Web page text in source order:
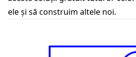
ele și să construim altele noi.